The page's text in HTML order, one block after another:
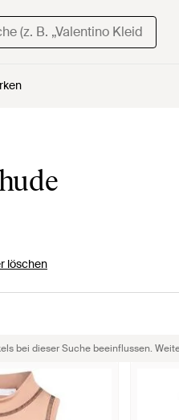
löschen
bei dieser Suche beeinflussen.